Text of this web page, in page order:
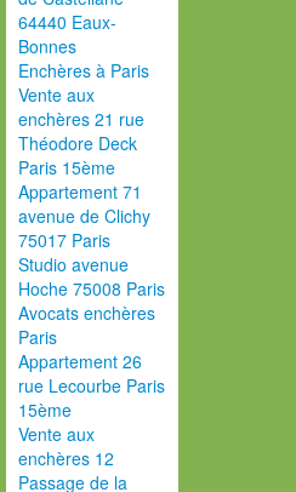
64440 Eaux-
Bonnes
Enchères à Paris
Vente aux
enchères 21 rue
Théodore Deck
Paris 15ème
Appartement 71
avenue de Clichy
75017 Paris
Studio avenue
Hoche 75008 Paris
Avocats enchères
Paris
Appartement 26
rue Lecourbe Paris
15ème
Vente aux
enchères 12
Passage de la